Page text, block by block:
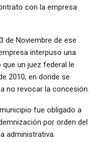
con la empresa
de Noviembre de ese
interpuso una
un juez federal le
2010, en donde se
no revocar la concesión.
fue obligado a
por orden del
administrativa.